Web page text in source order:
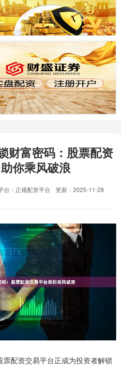
财富密码：股票配资
你乘风破浪
台：正规配资平台
更新：2025-11-28
配资交易平台正成为投资者解锁